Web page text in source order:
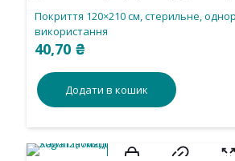
Покриття 120×210 см, стерильне,
використання
40,70 ₴
Додати в кошик